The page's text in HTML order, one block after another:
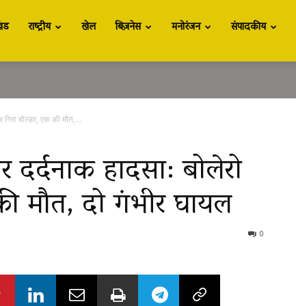
राष्ट्रीय खेल बिज़नेस मनोरंजन संपादकीय
गिरा बोल्डर, एक की मौत,...
दर्दनाक हादसा: बोलेरो
मौत, दो गंभीर घायल
0